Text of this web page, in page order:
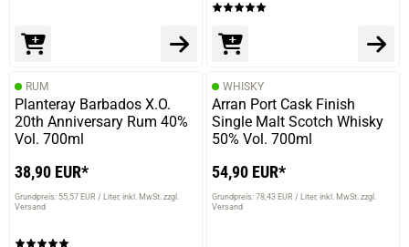
RUM
Planteray Barbados X.O.
20th Anniversary Rum 40%
Vol. 700ml
38,90 EUR*
Grundpreis: 55,57 EUR / Liter inkl. MwSt. zzgl.
Versand
WHISKY
Arran Port Cask Finish
Single Malt Scotch Whisky
50% Vol. 700ml
54,90 EUR*
Grundpreis: 78,43 EUR / Liter inkl. MwSt. zzgl.
Versand